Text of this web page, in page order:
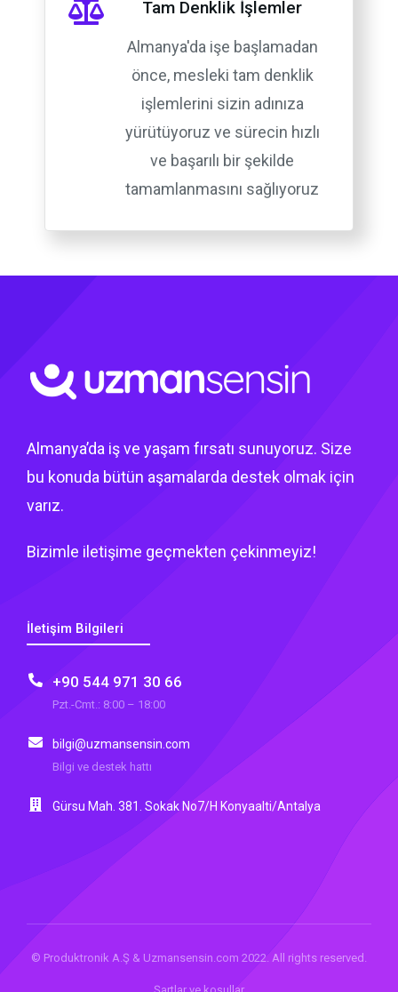
Tam Denklik İşlemler
Almanya'da işe başlamadan
önce, mesleki tam denklik
işlemlerini sizin adınıza
yürütüyoruz ve sürecin hızlı
ve başarılı bir şekilde
tamamlanmasını sağlıyoruz
Almanya’da iş ve yaşam fırsatı sunuyoruz. Size
bu konuda bütün aşamalarda destek olmak için
varız.
Bizimle iletişime geçmekten çekinmeyiz!
İletişim Bilgileri
+90 544 971 30 66
Pzt.-Cmt.: 8:00 – 18:00
bilgi@uzmansensin.com
Bilgi ve destek hattı
Gürsu Mah. 381. Sokak No7/H Konyaalti/Antalya
© Produktronik A.Ş & Uzmansensin.com 2022. All rights reserved.